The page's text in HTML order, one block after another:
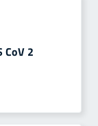
CoV 2